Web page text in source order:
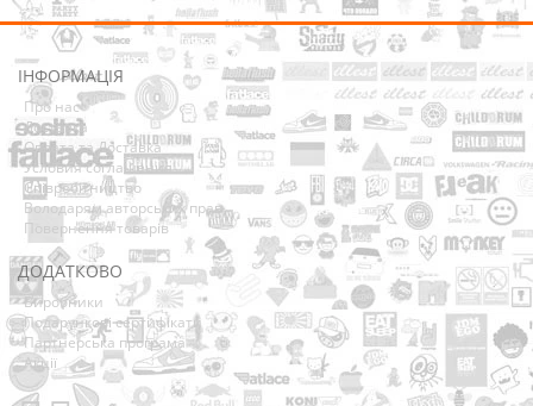
ІНФОРМАЦІЯ
Про нас
Доставка
Оплата та Доставка
Условия соглашения
Співробітництво
Володарям авторських прав
Повернення товарів
ДОДАТКОВО
Виробники
Подарункові сертифікати
Партнерська програма
Акції